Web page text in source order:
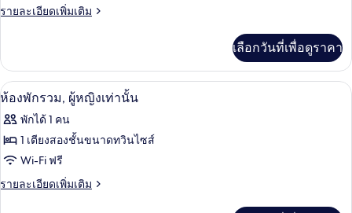
ห้อง
(10
beds)
รายละเอียดเพิ่มเติม
ราย
เกี่ยว
กับ
ห้อง
รวม
(10
เลือกวันที่เพื่อดูราคา
เปิด
ภาพถ่าย
ทั้งหมด
ของ
ห้อง
3
ห้องพักรวม, ผู้หญิงเท่านั้น
พักได้ 1 คน
1 เตียงสองชั้นขนาดทวินไซส์
Wi-Fi ฟรี
รายละเอียดเพิ่มเติม
ราย